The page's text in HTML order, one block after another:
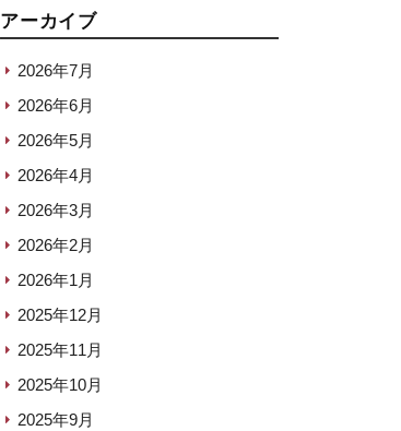
アーカイブ
2026年7月
2026年6月
2026年5月
2026年4月
2026年3月
2026年2月
2026年1月
2025年12月
2025年11月
2025年10月
2025年9月